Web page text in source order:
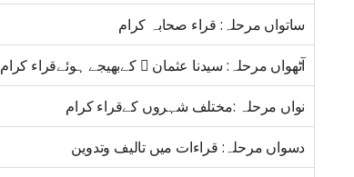
ساتواں مرحلہ: قراء صحابہ کرام
آٹھواں مرحلہ: سیدنا عثمان ﷜ کےبھیجے ہوئےقراء کرام
نواں مرحلہ :مختلف شہروں کےقراء کرام
دسواں مرحلہ: قراءات میں تالیف وتدوین